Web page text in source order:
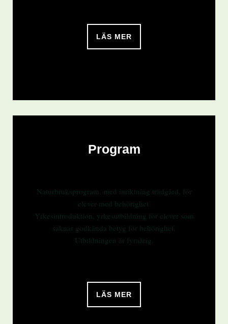
LÄS MER
Program
Naturbruksprogram, med inriktning trädgård, för
elever med behörighet.
Yrkesintroduktion, yrkesutbildning för elever som
saknar godkända betyg för behörighet.
Utbildningen är fyraårig.
LÄS MER